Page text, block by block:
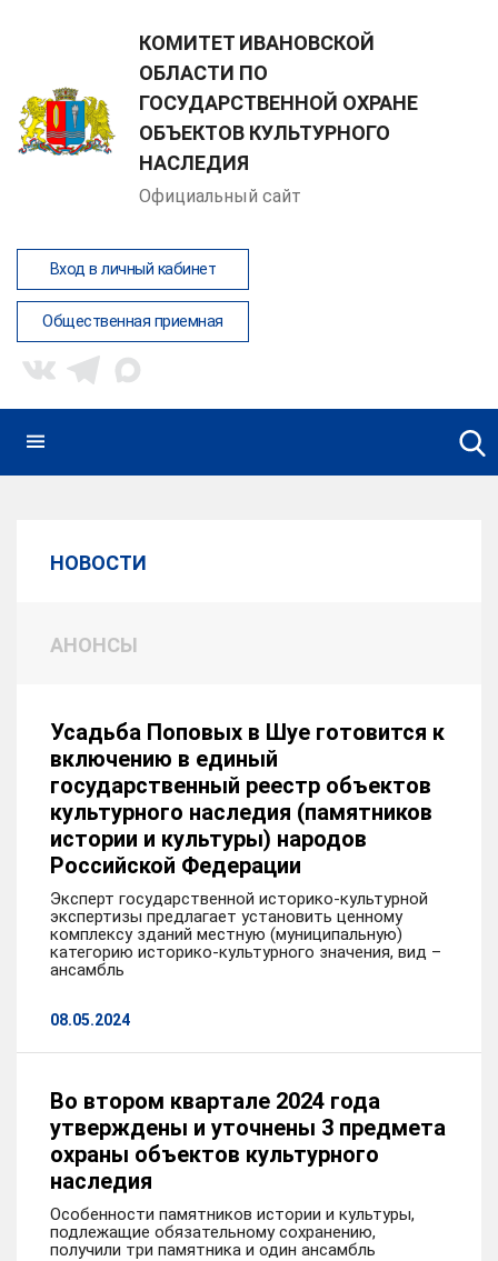
КОМИТЕТ ИВАНОВСКОЙ
ОБЛАСТИ ПО
ГОСУДАРСТВЕННОЙ ОХРАНЕ
ОБЪЕКТОВ КУЛЬТУРНОГО
НАСЛЕДИЯ
Официальный сайт
Вход в личный кабинет
Общественная приемная
НОВОСТИ
АНОНСЫ
Усадьба Поповых в Шуе готовится к
включению в единый
государственный реестр объектов
культурного наследия (памятников
истории и культуры) народов
Российской Федерации
Эксперт государственной историко-культурной
экспертизы предлагает установить ценному
комплексу зданий местную (муниципальную)
категорию историко-культурного значения, вид –
ансамбль
08.05.2024
Во втором квартале 2024 года
утверждены и уточнены 3 предмета
охраны объектов культурного
наследия
Особенности памятников истории и культуры,
подлежащие обязательному сохранению,
получили три памятника и один ансамбль